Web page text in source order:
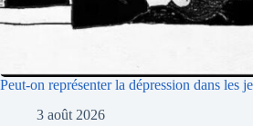
Peut-on représenter la dépression dans les
3 août 2026